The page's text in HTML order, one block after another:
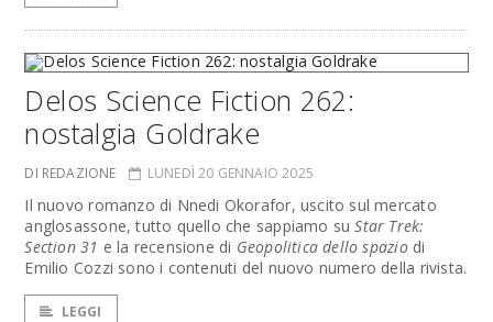
Delos Science Fiction 262:
nostalgia Goldrake
DI REDAZIONE LUNEDÌ 20 GENNAIO 2025
Il nuovo romanzo di Nnedi Okorafor, uscito sul mercato
anglosassone, tutto quello che sappiamo suStar Trek:
Section 31 e la recensione di Geopolitica dello spaziodi
Emilio Cozzi sono i contenuti del nuovo numero della rivista.
LEGGI